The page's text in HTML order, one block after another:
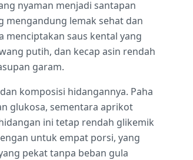
nyaman menjadi santapan
mengandung lemak sehat dan
menciptakan saus kental yang
putih, dan kecap asin rendah
garam.
komposisi hidangannya. Paha
glukosa, sementara aprikot
ini tetap rendah glikemik
untuk empat porsi, yang
pekat tanpa beban gula